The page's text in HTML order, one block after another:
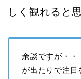
しく観れると
余談ですが・・
が出たりで注